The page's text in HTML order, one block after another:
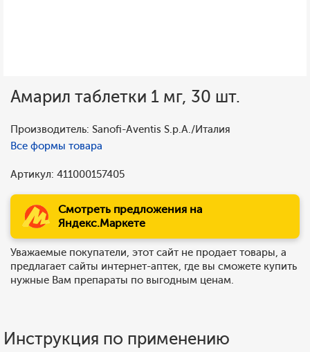
Амарил таблетки 1 мг, 30 шт.
Производитель: Sanofi-Aventis S.p.A./Италия
Все формы товара
Артикул: 411000157405
Смотреть предложения на
Яндекс.Маркете
Уважаемые покупатели, этот сайт не продает товары, а
предлагает сайты интернет-аптек, где вы сможете купить
нужные Вам препараты по выгодным ценам.
Инструкция по применению